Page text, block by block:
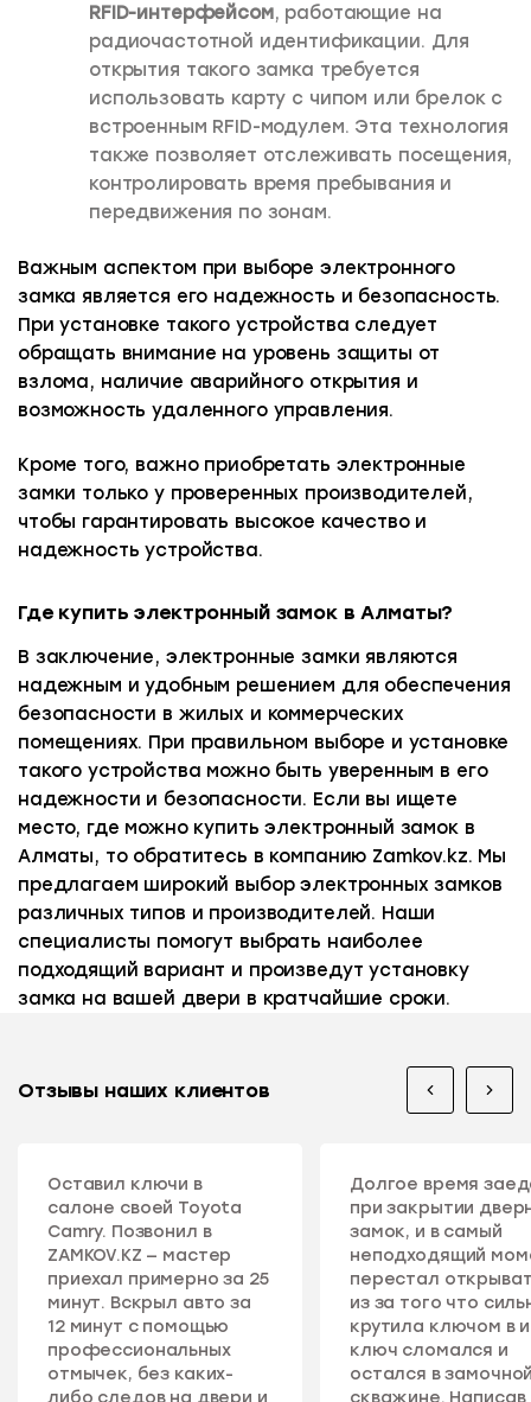
RFID-интерфейсом, работающие на
радиочастотной идентификации. Для
открытия такого замка требуется
использовать карту с чипом или брелок с
встроенным RFID-модулем. Эта технология
также позволяет отслеживать посещения,
контролировать время пребывания и
передвижения по зонам.
Важным аспектом при выборе электронного
замка является его надежность и безопасность.
При установке такого устройства следует
обращать внимание на уровень защиты от
взлома, наличие аварийного открытия и
возможность удаленного управления.
Кроме того, важно приобретать электронные
замки только у проверенных производителей,
чтобы гарантировать высокое качество и
надежность устройства.
Где купить электронный замок в Алматы?
В заключение, электронные замки являются
надежным и удобным решением для обеспечения
безопасности в жилых и коммерческих
помещениях. При правильном выборе и установке
такого устройства можно быть уверенным в его
надежности и безопасности. Если вы ищете
место, где можно купить электронный замок в
Алматы, то обратитесь в компанию Zamkov.kz. Мы
предлагаем широкий выбор электронных замков
различных типов и производителей. Наши
специалисты помогут выбрать наиболее
подходящий вариант и произведут установку
замка на вашей двери в кратчайшие сроки.
Отзывы наших клиентов
Оставил ключи в
салоне своей Toyota
Camry. Позвонил в
ZAMKOV.KZ — мастер
приехал примерно за 25
минут. Вскрыл авто за
12 минут с помощью
профессиональных
отмычек, без каких-
либо следов на двери и
Долгое время
при закрытии
замок, и в самый
неподходящий
перестал
из за того что
крутила ключом в
ключ сломался и
остался в
скважине. Написав